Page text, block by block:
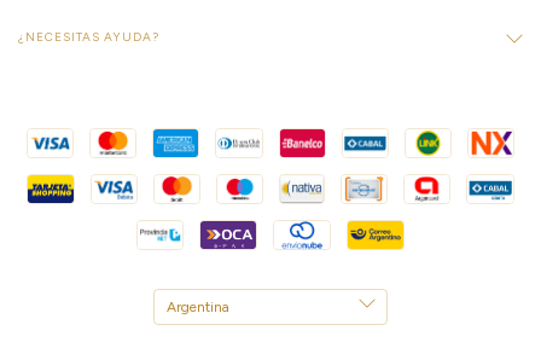
¿NECESITAS AYUDA?